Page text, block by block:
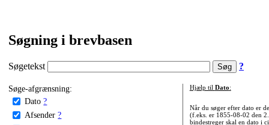
Søgning i brevbasen
Søgetekst ?
Søge-afgrænsning:
Dato ?
Afsender ?
Hjælp til Dato:
Når du søger efter dato er
(f.eks. er 1855-08-02 den
bindestreger skal en dato i